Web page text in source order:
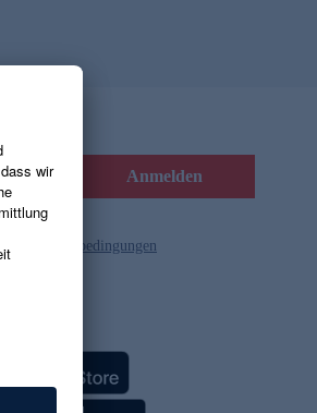
Anmelden
Gutscheinbedingungen